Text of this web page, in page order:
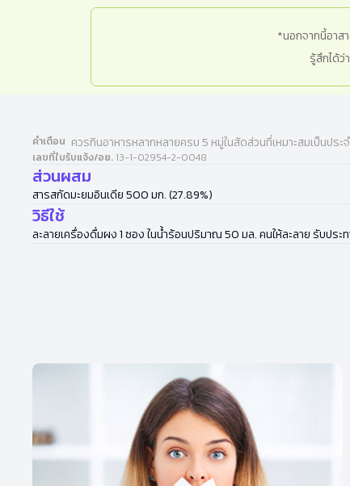
*นอกจากนี้อาส
รู้สึกได้
คำเตือน ควรกินอาหารหลากหลายครบ 5 หมู่ในสัดส่วนที่เหมาะสมเป็นปร
เลขที่ใบรับแจ้ง/อย. 13-1-02954-2-0048
ส่วนผสม
สารสกัดมะยมอินเดีย 500 มก. (27.89%)
วิธีใช้
ละลายเครื่องดื่มผง 1 ซอง ในน้ำร้อนปริมาณ 50 มล. คนให้ละลาย รับประ